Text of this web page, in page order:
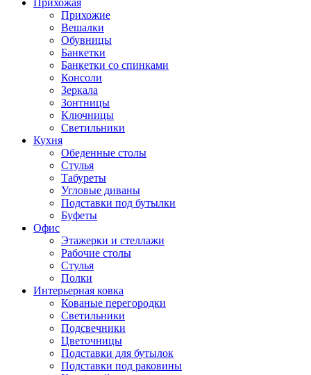
Прихожая
Прихожие
Вешалки
Обувницы
Банкетки
Банкетки со спинками
Консоли
Зеркала
Зонтницы
Ключницы
Светильники
Кухня
Обеденные столы
Стулья
Табуреты
Угловые диваны
Подставки под бутылки
Буфеты
Офис
Этажерки и стеллажи
Рабочие столы
Стулья
Полки
Интерьерная ковка
Кованые перегородки
Светильники
Подсвечники
Цветочницы
Подставки для бутылок
Подставки под раковины